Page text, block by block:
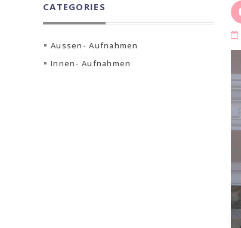
CATEGORIES
Aussen- Aufnahmen
Innen- Aufnahmen